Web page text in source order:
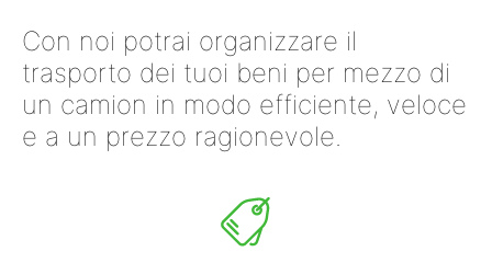
Con noi potrai organizzare il
trasporto dei tuoi beni per mezzo di
un camion in modo efficiente, veloce
e a un prezzo ragionevole.